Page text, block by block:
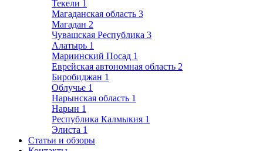
Текели 1
Магаданская область 3
Магадан 2
Чувашская Республика 3
Алатырь 1
Мариинский Посад 1
Еврейская автономная область 2
Биробиджан 1
Облучье 1
Нарынская область 1
Нарын 1
Республика Калмыкия 1
Элиста 1
Статьи и обзоры